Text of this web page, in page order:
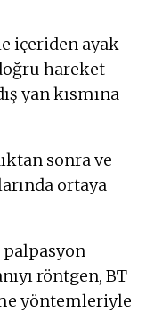
içeriden ayak
hareket
yan kısmına
sonra ve
ortaya
palpasyon
röntgen, BT
yöntemleriyle